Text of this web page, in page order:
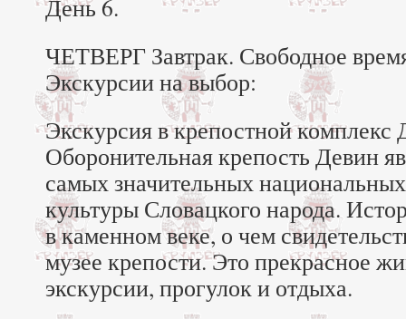
День 6.
ЧЕТВЕРГ Завтрак. Свободное
Экскурсии на выбор:
Экскурсия в крепостной комплекс
Оборонительная крепость Девин
самых значительных
культуры Словацкого народа.
в каменном веке, о чем
музее крепости. Это прекрасное
экскурсии, прогулок и отдыха.